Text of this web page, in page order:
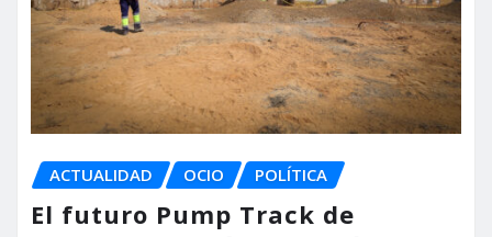
ACTUALIDAD OCIO POLÍTICA
El futuro Pump Track de